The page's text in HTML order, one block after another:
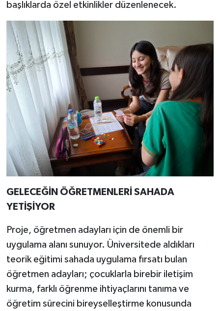
başlıklarda özel etkinlikler düzenlenecek.
GELECEĞİN ÖĞRETMENLERİ SAHADA
YETİŞİYOR
Proje, öğretmen adayları için de önemli bir
uygulama alanı sunuyor. Üniversitede aldıkları
teorik eğitimi sahada uygulama fırsatı bulan
öğretmen adayları; çocuklarla birebir iletişim
kurma, farklı öğrenme ihtiyaçlarını tanıma ve
öğretim sürecini bireyselleştirme konusunda